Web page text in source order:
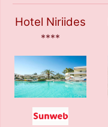
Hotel Niriides
****